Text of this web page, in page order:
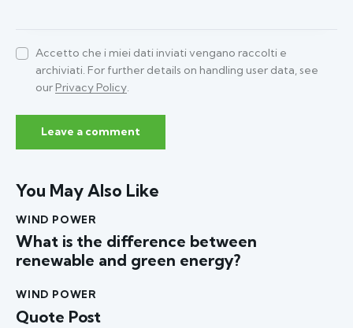
Accetto che i miei dati inviati vengano raccolti e
archiviati. For further details on handling user data, see
our Privacy Policy.
You May Also Like
WIND POWER
What is the difference between
renewable and green energy?
WIND POWER
Quote Post